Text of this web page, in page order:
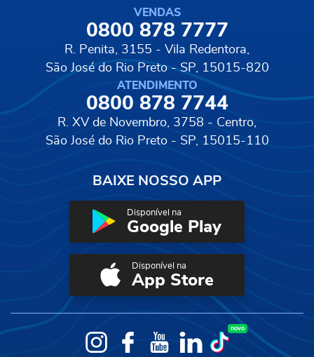
VENDAS
0800 878 7777
R. Penita, 3155 - Vila Redentora,
São José do Rio Preto - SP, 15015-820
ATENDIMENTO
0800 878 7744
R. XV de Novembro, 3758 - Centro,
São José do Rio Preto - SP, 15015-110
BAIXE NOSSO APP
Disponível na
Google Play
Disponível na
App Store
InstagramFacebookYouTubeLinkedIn
novo
TikTok